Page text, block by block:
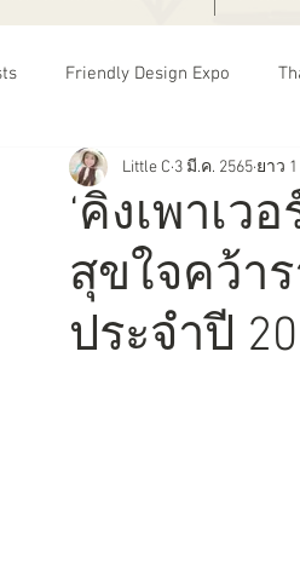
Friendly Design Expo
Friendly Design Expo
การท่องเที่ยวเพื่อคนทั้งมวล
‘คิงเพาเว
สุขใจคว้า
ประจำปี
Little C 3 มี.ค. 2565 ยาว